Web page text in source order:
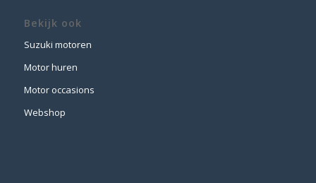
Bekijk ook
Suzuki motoren
Motor huren
Motor occasions
Webshop